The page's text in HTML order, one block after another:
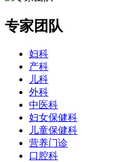
专家团队
妇科
产科
儿科
外科
中医科
妇女保健科
儿童保健科
营养门诊
口腔科